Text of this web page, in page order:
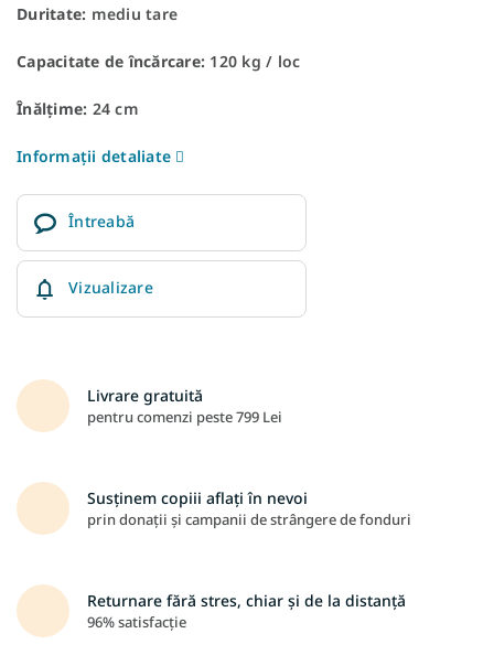
Duritate: mediu tare
Capacitate de încărcare: 120 kg / loc
Înălțime: 24 cm
Informaţii detaliate
Întreabă
Vizualizare
Livrare gratuită
pentru comenzi peste 799 Lei
Susținem copiii aflați în nevoi
prin donații și campanii de strângere de fonduri
Returnare fără stres, chiar și de la distanță
96% satisfacție